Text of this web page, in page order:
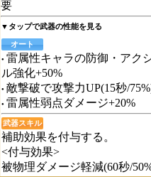
要
▼タップで武器の性能を見る
オート
雷属性キャラの防御・アク
ル強化+50%
敵撃破で攻撃力UP(15秒/
雷属性弱点ダメージ+20%
武器スキル
補助効果を付与する。
<付与効果>
被物理ダメージ軽減(60秒/